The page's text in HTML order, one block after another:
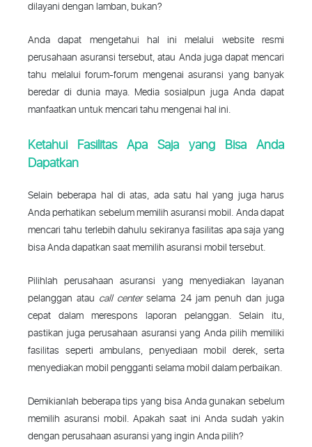
dilayani dengan lamban, bukan?
Anda dapat mengetahui hal ini melalui website resmi
perusahaan asuransi tersebut, atau Anda juga dapat mencari
tahu melalui forum-forum mengenai asuransi yang banyak
beredar di dunia maya. Media sosialpun juga Anda dapat
manfaatkan untuk mencari tahu mengenai hal ini.
Ketahui Fasilitas Apa Saja yang Bisa Anda
Dapatkan
Selain beberapa hal di atas, ada satu hal yang juga harus
Anda perhatikan sebelum memilih asuransi mobil. Anda dapat
mencari tahu terlebih dahulu sekiranya fasilitas apa saja yang
bisa Anda dapatkan saat memilih asuransi mobil tersebut.
Pilihlah perusahaan asuransi yang menyediakan layanan
pelanggan atau call centerselama 24 jam penuh dan juga
cepat dalam merespons laporan pelanggan. Selain itu,
pastikan juga perusahaan asuransi yang Anda pilih memiliki
fasilitas seperti ambulans, penyediaan mobil derek, serta
menyediakan mobil pengganti selama mobil dalam perbaikan.
Demikianlah beberapa tips yang bisa Anda gunakan sebelum
memilih asuransi mobil. Apakah saat ini Anda sudah yakin
dengan perusahaan asuransi yang ingin Anda pilih?